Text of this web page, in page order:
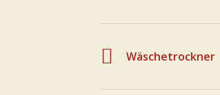
Wäschetrockner